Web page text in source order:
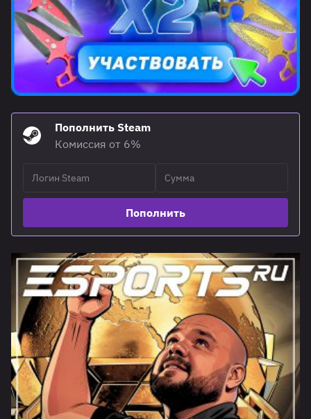
Пополнить Steam
Комиссия от 6%
Пополнить